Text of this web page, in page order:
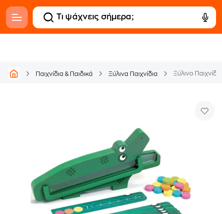
Παιχνίδια & Παιδικά Ξύλινα Παιχνίδια